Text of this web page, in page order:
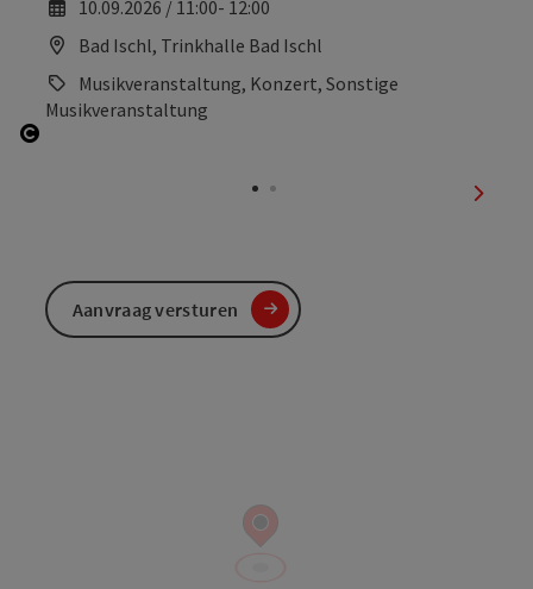
10.09.2026 / 11:00- 12:00
Bad Ischl, Trinkhalle Bad Ischl
Musikveranstaltung, Konzert, Sonstige
Musikveranstaltung
Aanvraag versturen